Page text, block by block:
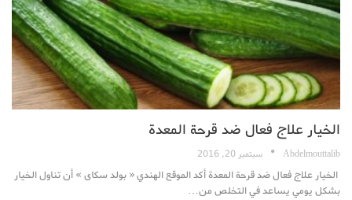
الخيار علاج فعال ضد قرحة المعدة
Abdelmouttalib سبتمبر 20, 2016
الخيار علاج فعال ضد قرحة المعدة أكد الموقع الهندي « بولد سكاى » أن تناول الخيار
بشكل يومي يساعد في التخلص من…